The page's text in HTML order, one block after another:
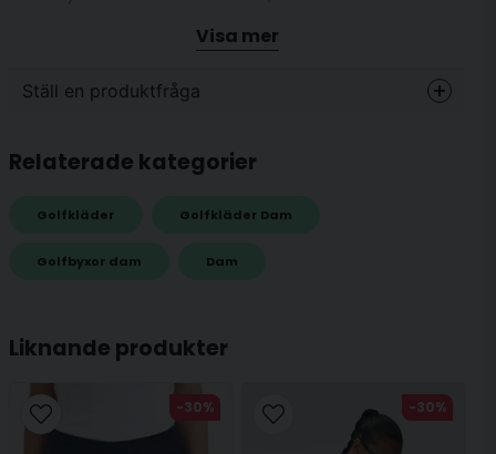
Liknande produkter
-30% -30%
kombination ger ett par byxor som inte bara är
Passform: Normal
Polyester, 14% Elastane
Visa mer
Ställ en produktfråga
Fråga oss något om denna produkten...
name
Namn
email
Mejladress
Relaterade kategorier
Golfkläder Golfkläder Dam
Golfbyxor dam Dam